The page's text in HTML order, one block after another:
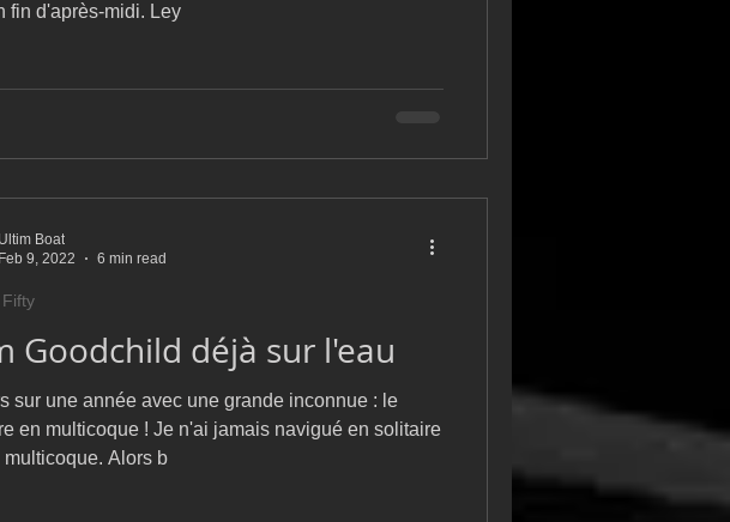
fin d'après-midi. Ley
Goodchild déjà sur l'eau
sur une année avec une grande inconnue : le
en multicoque ! Je n'ai jamais navigué en solitaire
multicoque. Alors b
Ultim Boat
Feb 9, 2022
6 min read